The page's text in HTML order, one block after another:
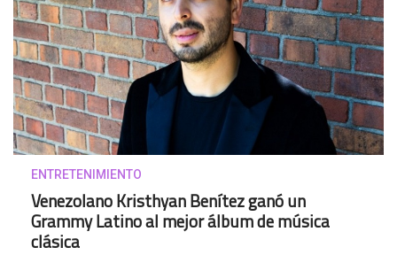
ENTRETENIMIENTO
Venezolano Kristhyan Benítez ganó un
Grammy Latino al mejor álbum de música
clásica